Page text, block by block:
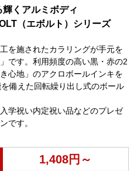
くアルミボディ
（エボルト）シリーズ
を施されたカラリングが手元を
です。利用頻度の高い黒・赤の2
心地」のアクロボールインキを
備えた回転繰り出し式のボール
学祝い内定祝い品などのプレゼ
です。
1,408円～